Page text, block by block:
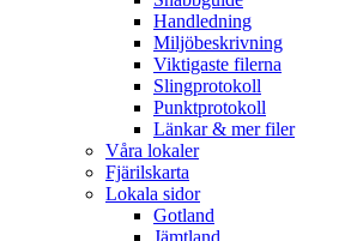
Handledning
Miljöbeskrivning
Viktigaste filerna
Slingprotokoll
Punktprotokoll
Länkar & mer filer
Våra lokaler
Fjärilskarta
Lokala sidor
Gotland
Jämtland